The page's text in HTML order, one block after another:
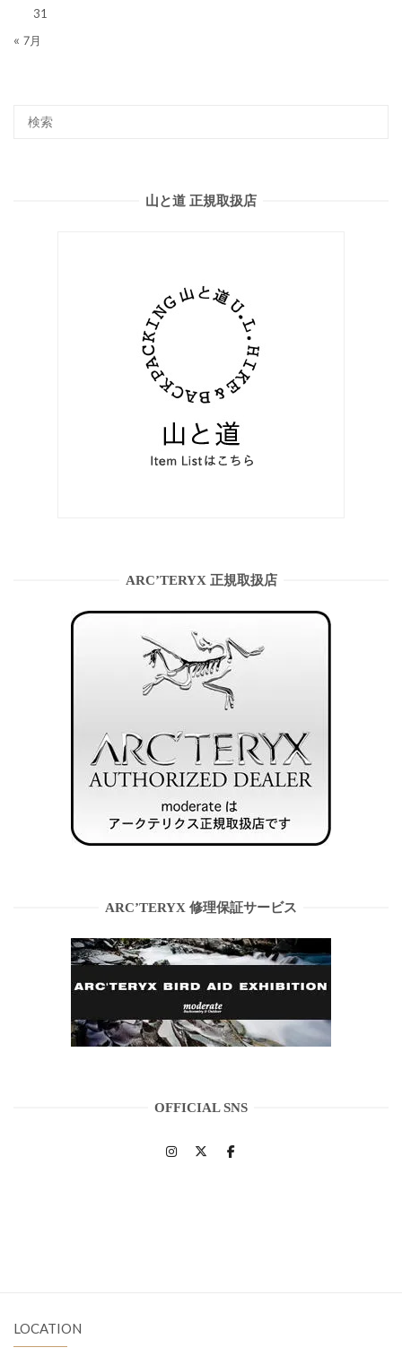
31
« 7月
山と道 正規取扱店
ARC’TERYX 正規取扱店
ARC’TERYX 修理保証サービス
OFFICIAL SNS
LOCATION